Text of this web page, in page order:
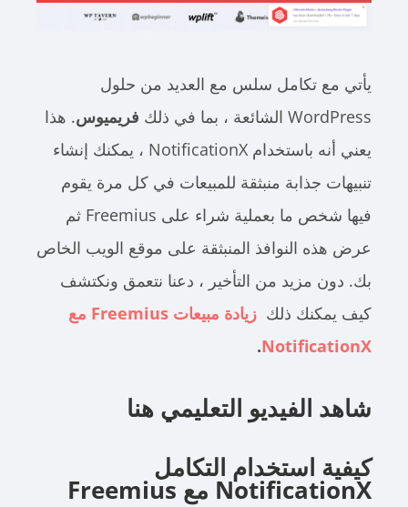
يأتي مع تكامل سلس مع العديد من حلول
WordPress الشائعة ، بما في ذلك
فريميوس. هذا
يعني أنه باستخدام NotificationX ، يمكنك إنشاء
تنبيهات جذابة منبثقة للمبيعات في كل مرة يقوم
فيها شخص ما بعملية شراء على Freemius ثم
عرض هذه النوافذ المنبثقة على موقع الويب الخاص
بك. دون مزيد من التأخير ، دعنا نتعمق ونكتشف
كيف يمكنك ذلك
زيادة مبيعات Freemius مع
NotificationX
.
شاهد الفيديو التعليمي هنا
كيفية استخدام التكامل
NotificationX مع Freemius